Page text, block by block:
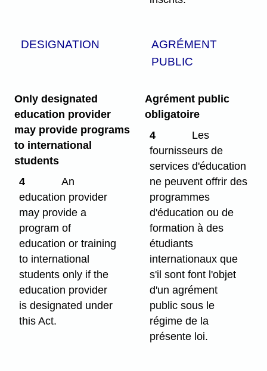
DESIGNATION
AGRÉMENT
PUBLIC
Only designated
education provider
may provide programs
to international
students
4
An
education provider
may provide a
program of
education or training
to international
students only if the
education provider
is designated under
this Act.
Agrément public
obligatoire
4
Les
fournisseurs de
services d'éducation
ne peuvent offrir des
programmes
d'éducation ou de
formation à des
étudiants
internationaux que
s'il sont font l'objet
d'un agrément
public sous le
régime de la
présente loi.